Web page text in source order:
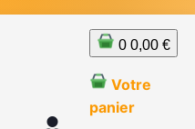
0 0,00 €
Votre
panier